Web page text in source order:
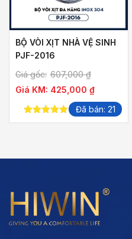
BỘ VÒI XỊT NHÀ VỆ SINH
PJF-2016
Giá gốc: 607,000₫
Giá KM: 425,000 ₫
5.00out of
Đã bán: 21